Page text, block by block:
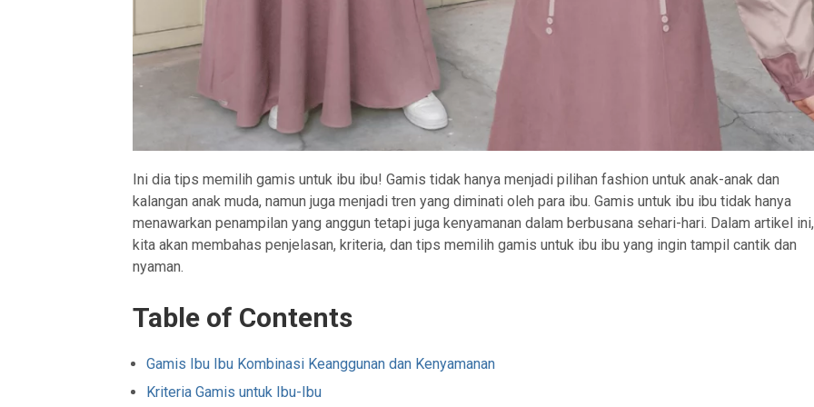
Ini dia tips memilih gamis untuk ibu ibu! Gamis tidak hanya menjadi pilihan fashion untuk anak-anak dan
kalangan anak muda, namun juga menjadi tren yang diminati oleh para ibu. Gamis untuk ibu ibu tidak hanya
menawarkan penampilan yang anggun tetapi juga kenyamanan dalam berbusana sehari-hari. Dalam artikel ini,
kita akan membahas penjelasan, kriteria, dan tips memilih gamis untuk ibu ibu yang ingin tampil cantik dan
nyaman.
Table of Contents
Gamis Ibu Ibu Kombinasi Keanggunan dan Kenyamanan
Kriteria Gamis untuk Ibu-Ibu